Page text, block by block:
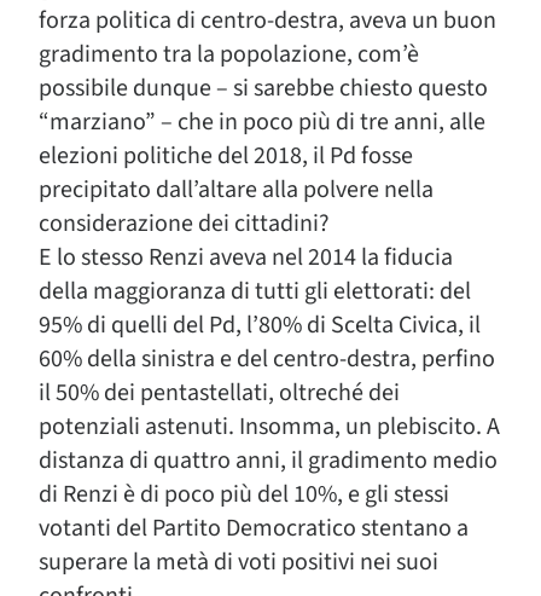
forza politica di centro-destra, aveva un buon
gradimento tra la popolazione, com’è
possibile dunque – si sarebbe chiesto questo
“marziano” – che in poco più di tre anni, alle
elezioni politiche del 2018, il Pd fosse
precipitato dall’altare alla polvere nella
considerazione dei cittadini?
E lo stesso Renzi aveva nel 2014 la fiducia
della maggioranza di tutti gli elettorati: del
95% di quelli del Pd, l’80% di Scelta Civica, il
60% della sinistra e del centro-destra, perfino
il 50% dei pentastellati, oltreché dei
potenziali astenuti. Insomma, un plebiscito. A
distanza di quattro anni, il gradimento medio
di Renzi è di poco più del 10%, e gli stessi
votanti del Partito Democratico stentano a
superare la metà di voti positivi nei suoi